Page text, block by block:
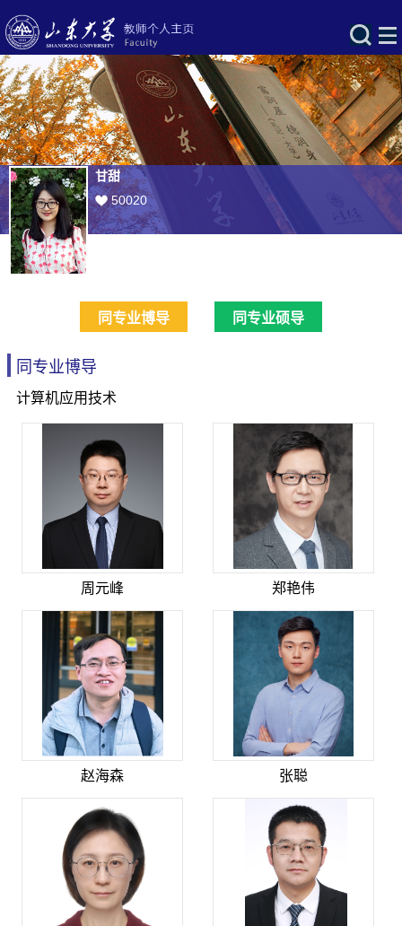
甘甜
50020
同专业博导 同专业硕导
同专业博导
计算机应用技术
周元峰 郑艳伟
赵海森 张聪